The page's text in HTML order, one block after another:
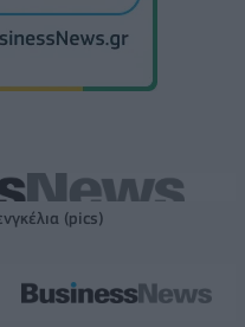
(pics)